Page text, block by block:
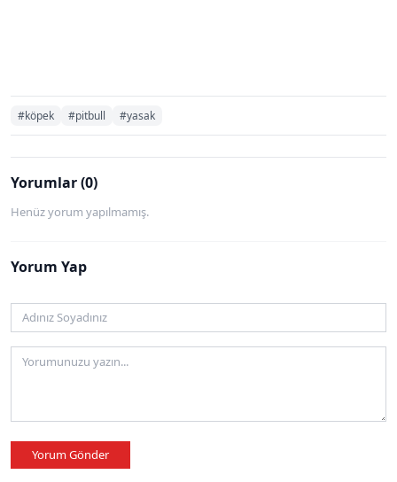
#köpek #pitbull #yasak
Yorumlar (0)
Henüz yorum yapılmamış.
Yorum Yap
Yorum Gönder